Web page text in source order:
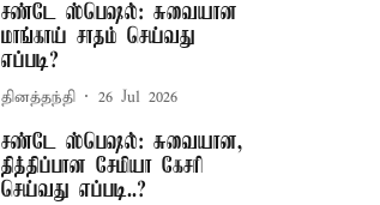
சண்டே ஸ்பெஷல்: சுவையான
மாங்காய் சாதம் செய்வது
எப்படி?
தினத்தந்தி 26 Jul 2026
சண்டே ஸ்பெஷல்: சுவையான,
தித்திப்பான சேமியா கேசரி
செய்வது எப்படி..?